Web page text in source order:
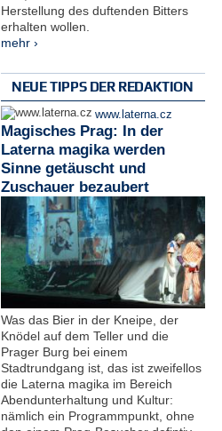
Herstellung des duftenden Bitters
erhalten wollen.
mehr ›
NEUE TIPPS DER REDAKTION
www.laterna.cz
Magisches Prag: In der
Laterna magika werden
Sinne getäuscht und
Zuschauer bezaubert
Was das Bier in der Kneipe, der
Knödel auf dem Teller und die
Prager Burg bei einem
Stadtrundgang ist, das ist zweifellos
die Laterna magika im Bereich
Abendunterhaltung und Kultur:
nämlich ein Programmpunkt, ohne